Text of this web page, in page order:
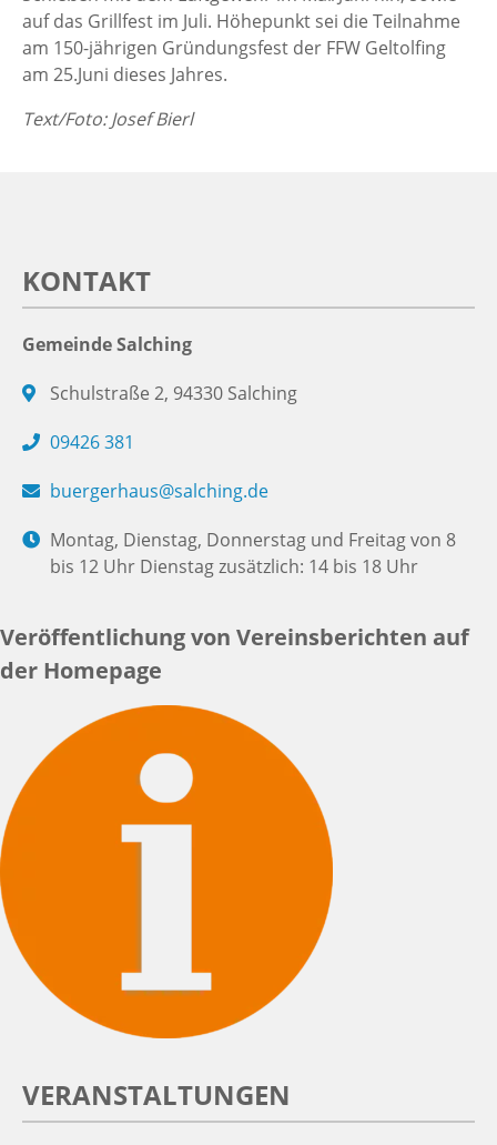
auf das Grillfest im Juli. Höhepunkt sei die Teilnahme
am 150-jährigen Gründungsfest der FFW Geltolfing
am 25.Juni dieses Jahres.
Text/Foto: Josef Bierl
KONTAKT
Gemeinde Salching
Schulstraße 2, 94330 Salching
09426 381
buergerhaus@salching.de
Montag, Dienstag, Donnerstag und Freitag von 8
bis 12 Uhr Dienstag zusätzlich: 14 bis 18 Uhr
Veröffentlichung von Vereinsberichten auf
der Homepage
VERANSTALTUNGEN